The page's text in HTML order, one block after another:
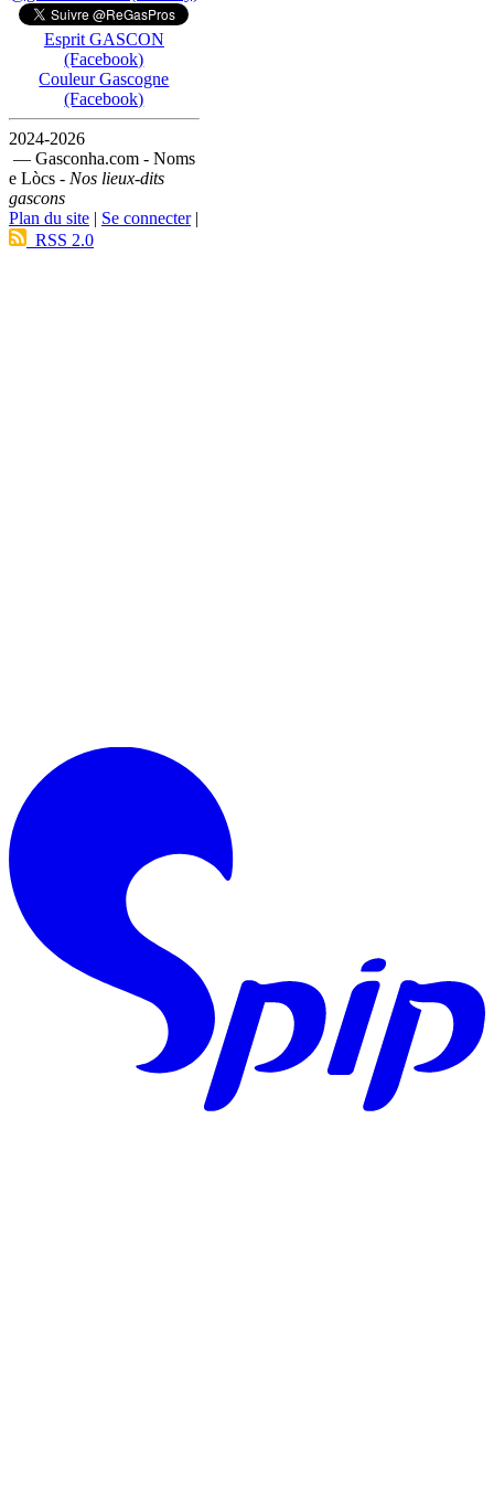
Esprit GASCON
(Facebook)
Couleur Gascogne
(Facebook)
2024-2026
— Gasconha.com - Noms
e Lòcs - Nos lieux-dits
gascons
Plan du site | Se connecter|
RSS 2.0